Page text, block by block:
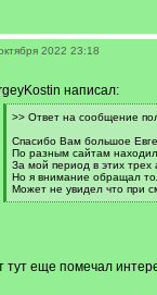
2022 23:18
написал:
[
]
>> Ответ на сообщение
Спасибо Вам большое
По разным сайтам
За мой период в этих
Но я внимание обращал
Может не увидел что при
[
тут еще помечал